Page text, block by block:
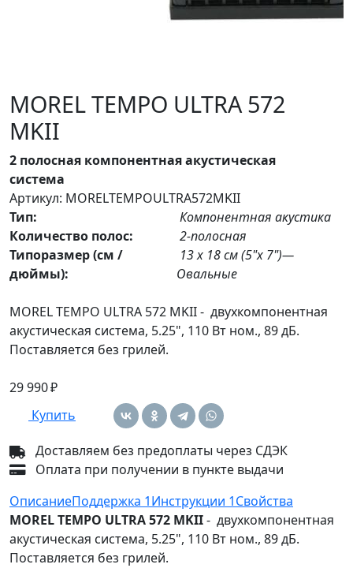
MOREL TEMPO ULTRA 572
MKII
2 полосная компонентная акустическая
система
Артикул: MORELTEMPOULTRA572MKII
Тип:
Компонентная акустика
Количество полос:
2-полосная
Типоразмер (см /
дюймы):
13 x 18 см (5"x 7")—
Овальные
MOREL TEMPO ULTRA 572 MKII - двухкомпонентная
акустическая система, 5.25", 110 Вт ном., 89 дБ.
Поставляется без грилей.
29 990 ₽
Купить
Доставляем без предоплаты через СДЭК
Оплата при получении в пункте выдачи
ОписаниеПоддержка 1Инструкции 1Свойства
MOREL TEMPO ULTRA 572 MKII- двухкомпонентная
акустическая система, 5.25", 110 Вт ном., 89 дБ.
Поставляется без грилей.